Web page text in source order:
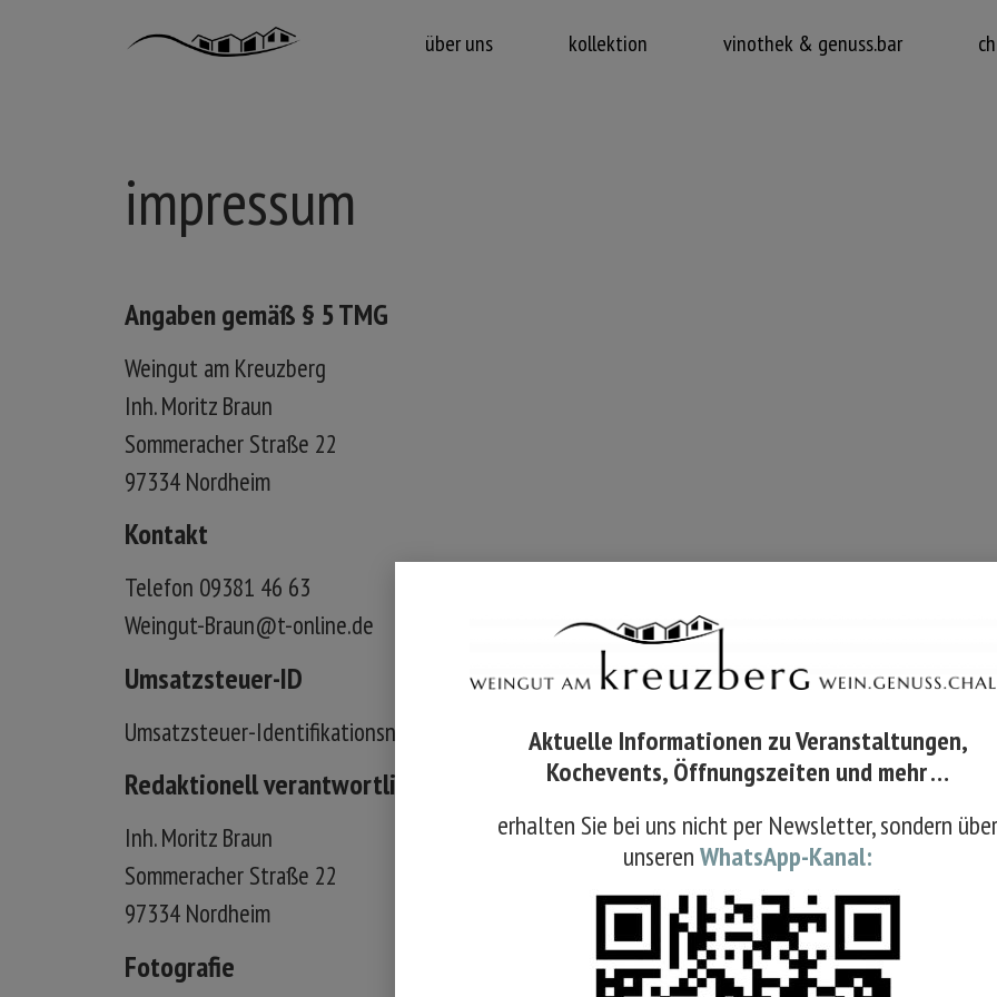
über uns kollektion vinothek & genuss.bar
impressum
Angaben gemäß § 5 TMG
Weingut am Kreuzberg
Inh. Moritz Braun
Sommeracher Straße 22
97334 Nordheim
Kontakt
Telefon 09381 46 63
Weingut-Braun@t-online.de
Umsatzsteuer-ID
Umsatzsteuer-Identifikationsnummer gemäß § 27 a Umsatzsteuergesetz: DE346319389
Redaktionell verantwortlich
Inh. Moritz Braun
Sommeracher Straße 22
97334 Nordheim
Fotografie
Aktuelle Informationen zu Veranstaltungen,
Kochevents, Öffnungszeiten und mehr …
erhalten Sie bei uns nicht per Newsletter, sondern über
unserenWhatsApp-Kanal: